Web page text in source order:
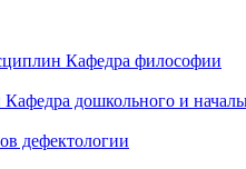
Кафедра философии
Кафедра дошкольного и
дефектологии